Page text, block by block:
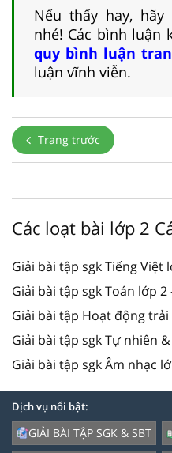
Nếu thấy hay,
nhé! Các bình luận
quy bình luận
luận vĩnh viễn.
Trang trước
Các loạt bài lớp 2
Giải bài tập sgk Tiếng Việt
Giải bài tập sgk Toán lớp 2
Giải bài tập Hoạt động trải
Giải bài tập sgk Tự nhiên
Giải bài tập sgk Âm nhạc
Dịch vụ nổi bật:
GIẢI BÀI TẬP SGK & SBT